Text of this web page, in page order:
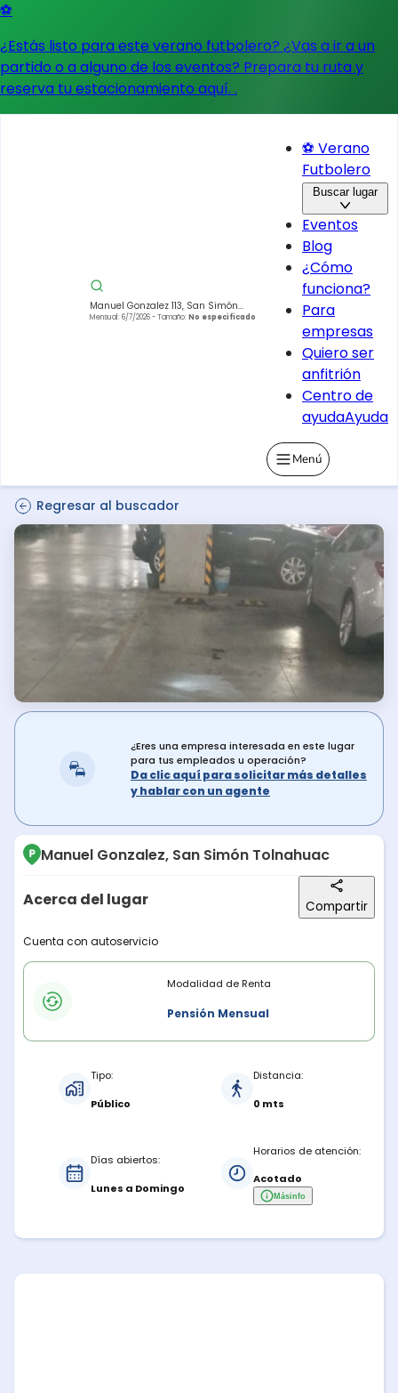
⚽
¿Estás listo para este verano futbolero? ¿Vas a ir a un
partido o a alguno de los eventos? Prepara tu ruta y
reserva tu estacionamiento aquí. .
Manuel Gonzalez 113, San Simón
Tolnahuac, Cuauhtémoc, 06920
Mensual: 6/7/2026- Tamaño: No especificado
⚽ Verano
Futbolero
Buscar lugar
Eventos
Blog
¿Cómo
funciona?
Para
empresas
Quiero ser
anfitrión
Centro de
ayudaAyuda
Menú
Regresar al buscador
¿Eres una empresa interesada en este lugar
para tus empleados u operación?
Da clic aquí para solicitar más detalles
y hablar con un agente
Manuel Gonzalez, San Simón Tolnahuac
Acerca del lugar Compartir
Descripción del lugar
Cuenta con autoservicio
Modalidades de rentaModalidad de Renta
Pensión Mensual
Tipo:
Público
Distancia:
0 mts
Días abiertos:
Lunes a Domingo
Horarios de atención:
Acotado
Másinfo